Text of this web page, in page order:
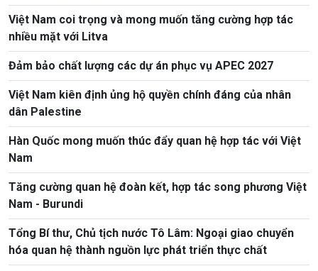
Việt Nam coi trọng và mong muốn tăng cường hợp tác
nhiều mặt với Litva
Đảm bảo chất lượng các dự án phục vụ APEC 2027
Việt Nam kiên định ủng hộ quyền chính đáng của nhân
dân Palestine
Hàn Quốc mong muốn thúc đẩy quan hệ hợp tác với Việt
Nam
Tăng cường quan hệ đoàn kết, hợp tác song phương Việt
Nam - Burundi
Tổng Bí thư, Chủ tịch nước Tô Lâm: Ngoại giao chuyển
hóa quan hệ thành nguồn lực phát triển thực chất